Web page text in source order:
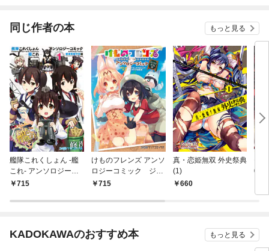
同じ作者の本 もっと見る
艦隊これくしょん -艦
これ- アンソロジーコ
ミック 横須賀鎮守府編
715
けものフレンズ アンソ
ロジーコミック ジャ
パリカフェ編
715
真・恋姫無双 外史祭典
(1)
660
0周
KADOKAWAのおすすめ本 もっと見る